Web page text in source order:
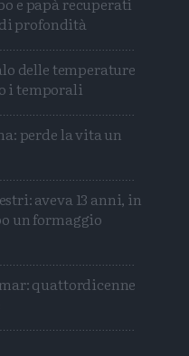
profondità
delle temperature
i temporali
perde la vita un
aveva 13 anni, in
un formaggio
quattordicenne